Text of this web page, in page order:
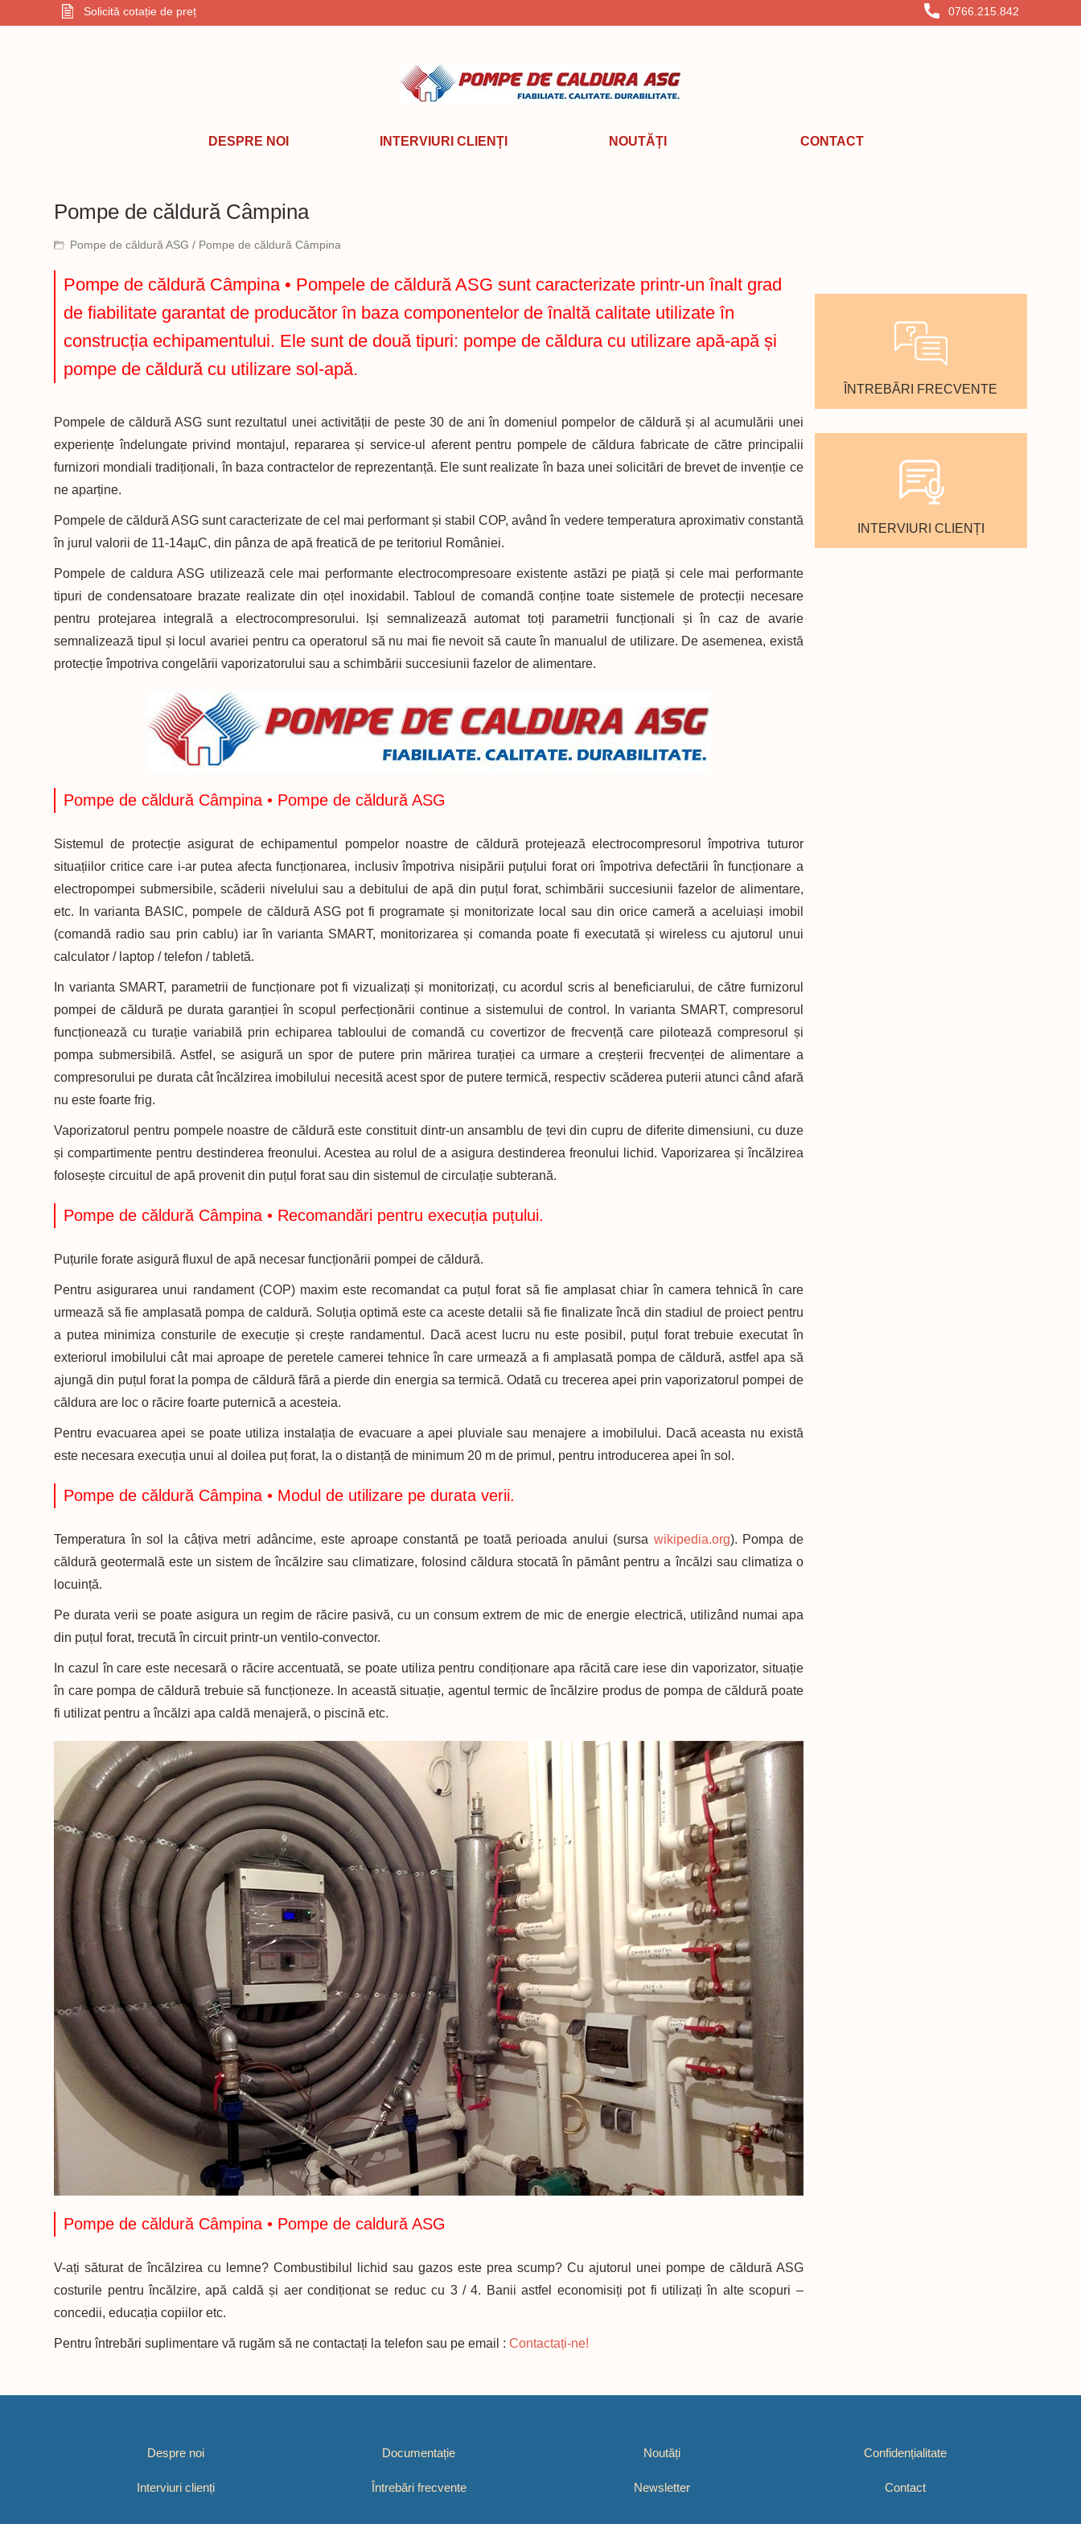
Solicită cotație de preț 0766.215.842
DESPRE NOI INTERVIURI CLIENȚI NOUTĂȚI CONTACT
Pompe de căldură Câmpina
Pompe de căldură ASG/ Pompe de căldură Câmpina
Pompe de căldură Câmpina • Pompele de căldură ASG sunt caracterizate printr-un înalt grad
de fiabilitate garantat de producător în baza componentelor de înaltă calitate utilizate în
construcția echipamentului. Ele sunt de două tipuri: pompe de căldura cu utilizare apă-apă și
pompe de căldură cu utilizare sol-apă.
Pompele de căldură ASG sunt rezultatul unei activității de peste 30 de ani în domeniul pompelor de căldură și al acumulării unei
experiențe îndelungate privind montajul, repararea și service-ul aferent pentru pompele de căldura fabricate de către principalii
furnizori mondiali tradiționali, în baza contractelor de reprezentanță. Ele sunt realizate în baza unei solicitări de brevet de invenție ce
ne aparține.
Pompele de căldură ASG sunt caracterizate de cel mai performant și stabil COP, având în vedere temperatura aproximativ constantă
în jurul valorii de 11-14aµC, din pânza de apă freatică de pe teritoriul României.
Pompele de caldura ASG utilizează cele mai performante electrocompresoare existente astăzi pe piață și cele mai performante
tipuri de condensatoare brazate realizate din oțel inoxidabil. Tabloul de comandă conține toate sistemele de protecții necesare
pentru protejarea integrală a electrocompresorului. Iși semnalizează automat toți parametrii funcționali și în caz de avarie
semnalizează tipul și locul avariei pentru ca operatorul să nu mai fie nevoit să caute în manualul de utilizare. De asemenea, există
protecție împotriva congelării vaporizatorului sau a schimbării succesiunii fazelor de alimentare.
Pompe de căldură Câmpina • Pompe de căldură ASG
Sistemul de protecție asigurat de echipamentul pompelor noastre de căldură protejează electrocompresorul împotriva tuturor
situațiilor critice care i-ar putea afecta funcționarea, inclusiv împotriva nisipării puțului forat ori împotriva defectării în funcționare a
electropompei submersibile, scăderii nivelului sau a debitului de apă din puțul forat, schimbării succesiunii fazelor de alimentare,
etc. In varianta BASIC, pompele de căldură ASG pot fi programate și monitorizate local sau din orice cameră a aceluiași imobil
(comandă radio sau prin cablu) iar în varianta SMART, monitorizarea și comanda poate fi executată și wireless cu ajutorul unui
calculator / laptop / telefon / tabletă.
In varianta SMART, parametrii de funcționare pot fi vizualizați și monitorizați, cu acordul scris al beneficiarului, de către furnizorul
pompei de căldură pe durata garanției în scopul perfecționării continue a sistemului de control. In varianta SMART, compresorul
funcționează cu turație variabilă prin echiparea tabloului de comandă cu covertizor de frecvență care pilotează compresorul și
pompa submersibilă. Astfel, se asigură un spor de putere prin mărirea turației ca urmare a creșterii frecvenței de alimentare a
compresorului pe durata cât încălzirea imobilului necesită acest spor de putere termică, respectiv scăderea puterii atunci când afară
nu este foarte frig.
Vaporizatorul pentru pompele noastre de căldură este constituit dintr-un ansamblu de țevi din cupru de diferite dimensiuni, cu duze
și compartimente pentru destinderea freonului. Acestea au rolul de a asigura destinderea freonului lichid. Vaporizarea și încălzirea
folosește circuitul de apă provenit din puțul forat sau din sistemul de circulație subterană.
Pompe de căldură Câmpina • Recomandări pentru execuția puțului.
Puțurile forate asigură fluxul de apă necesar funcționării pompei de căldură.
Pentru asigurarea unui randament (COP) maxim este recomandat ca puțul forat să fie amplasat chiar în camera tehnică în care
urmează să fie amplasată pompa de caldură. Soluția optimă este ca aceste detalii să fie finalizate încă din stadiul de proiect pentru
a putea minimiza consturile de execuție și crește randamentul. Dacă acest lucru nu este posibil, puțul forat trebuie executat în
exteriorul imobilului cât mai aproape de peretele camerei tehnice în care urmează a fi amplasată pompa de căldură, astfel apa să
ajungă din puțul forat la pompa de căldură fără a pierde din energia sa termică. Odată cu trecerea apei prin vaporizatorul pompei de
căldura are loc o răcire foarte puternică a acesteia.
Pentru evacuarea apei se poate utiliza instalația de evacuare a apei pluviale sau menajere a imobilului. Dacă aceasta nu există
este necesara execuția unui al doilea puț forat, la o distanță de minimum 20 m de primul, pentru introducerea apei în sol.
Pompe de căldură Câmpina • Modul de utilizare pe durata verii.
Temperatura în sol la câțiva metri adâncime, este aproape constantă pe toată perioada anului (sursa wikipedia.org). Pompa de
căldură geotermală este un sistem de încălzire sau climatizare, folosind căldura stocată în pământ pentru a încălzi sau climatiza o
locuință.
Pe durata verii se poate asigura un regim de răcire pasivă, cu un consum extrem de mic de energie electrică, utilizând numai apa
din puțul forat, trecută în circuit printr-un ventilo-convector.
In cazul în care este necesară o răcire accentuată, se poate utiliza pentru condiționare apa răcită care iese din vaporizator, situație
în care pompa de căldură trebuie să funcționeze. In această situație, agentul termic de încălzire produs de pompa de căldură poate
fi utilizat pentru a încălzi apa caldă menajeră, o piscină etc.
Pompe de căldură Câmpina • Pompe de caldură ASG
V-ați săturat de încălzirea cu lemne? Combustibilul lichid sau gazos este prea scump? Cu ajutorul unei pompe de căldură ASG
costurile pentru încălzire, apă caldă și aer condiționat se reduc cu 3 / 4. Banii astfel economisiți pot fi utilizați în alte scopuri –
concedii, educația copiilor etc.
Pentru întrebări suplimentare vă rugăm să ne contactați la telefon sau pe email :Contactați-ne!
ÎNTREBĂRI FRECVENTE
INTERVIURI CLIENȚI
Despre noi
Interviuri clienți
Documentație
Întrebări frecvente
Noutăți
Newsletter
Confidențialitate
Contact